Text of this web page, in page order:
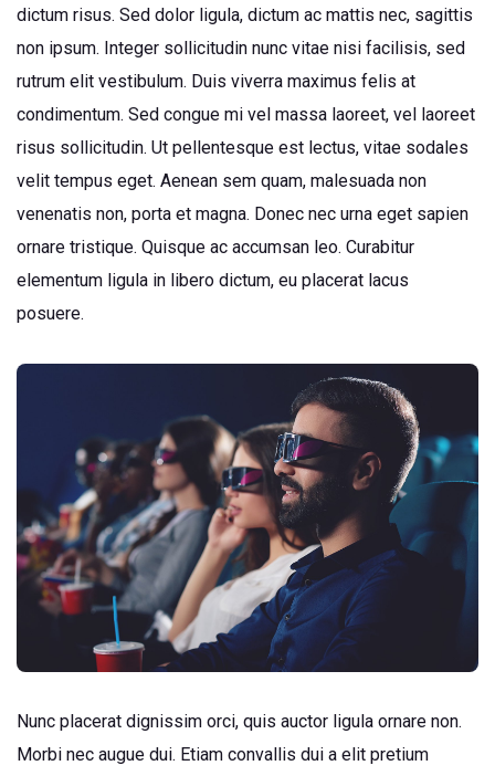
dictum risus. Sed dolor ligula, dictum ac mattis nec, sagittis
non ipsum. Integer sollicitudin nunc vitae nisi facilisis, sed
rutrum elit vestibulum. Duis viverra maximus felis at
condimentum. Sed congue mi vel massa laoreet, vel laoreet
risus sollicitudin. Ut pellentesque est lectus, vitae sodales
velit tempus eget. Aenean sem quam, malesuada non
venenatis non, porta et magna. Donec nec urna eget sapien
ornare tristique. Quisque ac accumsan leo. Curabitur
elementum ligula in libero dictum, eu placerat lacus
posuere.
Nunc placerat dignissim orci, quis auctor ligula ornare non.
Morbi nec augue dui. Etiam convallis dui a elit pretium